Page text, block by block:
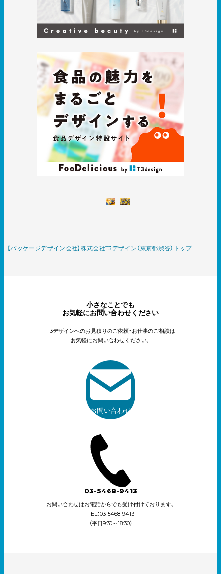
【パッケージデザイン会社】株式会社T3デザイン（東京都渋谷）トップ
小さなことでも
お気軽にお問い合わせください
T3デザインへのお見積りのご依頼・お仕事のご相談は
お気軽にお問い合わせください。
お問い合わせ
03-5468-9413
お問い合わせはお電話からでも受け付けております。
TEL：03-5468-9413
（平日9:30～18:30）